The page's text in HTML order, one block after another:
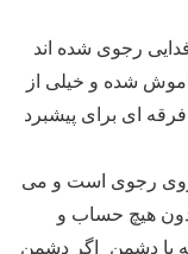
رجوی شده اند
شده و خیلی از
ای برای پیشبرد
رجوی است و می
هیچ حساب و
با دشمن اگر دشمن